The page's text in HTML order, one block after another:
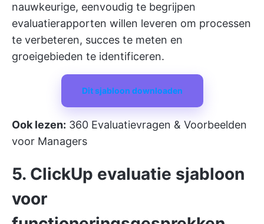
nauwkeurige, eenvoudig te begrijpen
evaluatierapporten willen leveren om processen
te verbeteren, succes te meten en
groeigebieden te identificeren.
Dit sjabloon downloaden
Ook lezen: 360 Evaluatievragen & Voorbeelden
voor Managers
5. ClickUp evaluatie sjabloon
voor